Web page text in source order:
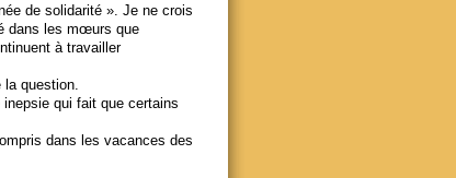
de solidarité ». Je ne crois
dans les mœurs que
à travailler
question.
qui fait que certains
dans les vacances des